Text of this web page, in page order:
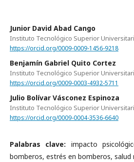
Junior David Abad Cango
Instituto Tecnológico Superior
https://orcid.org/0009-0009-1456-9218
Benjamín Gabriel Quito Cortez
Instituto Tecnológico Superior
https://orcid.org/0009-0003-4932-5711
Julio Bolívar Vásconez Espinoza
Instituto Tecnológico Superior
https://orcid.org/0009-0004-3536-6640
Palabras clave: impacto
bomberos, estrés en bomberos, salud